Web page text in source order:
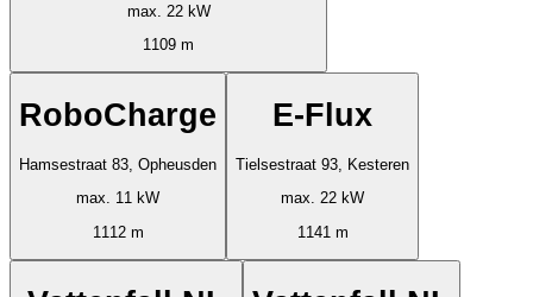
max. 22 kW
1109 m
RoboCharge
Hamsestraat 83, Opheusden
max. 11 kW
1112 m
E-Flux
Tielsestraat 93, Kesteren
max. 22 kW
1141 m